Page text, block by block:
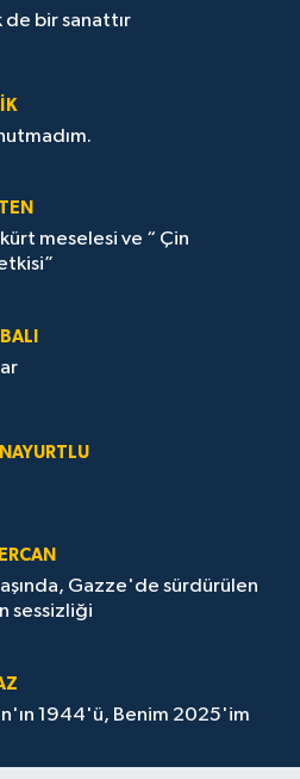
bir sanattır
meselesi ve “ Çin
Gazze'de sürdürülen
sessizliği
1944'ü, Benim 2025'im